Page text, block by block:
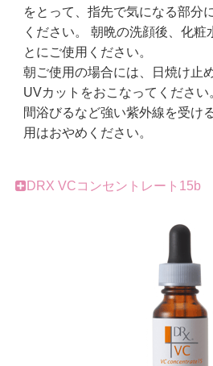
をとって、指先で気になる部分
ください。 朝晩の洗顔後、化粧
とにご使用ください。
朝ご使用の場合には、日焼け止
UVカットをおこなってくださ
間浴びるなど強い紫外線を受け
用はおやめください。
DRX VCコンセントレート15b